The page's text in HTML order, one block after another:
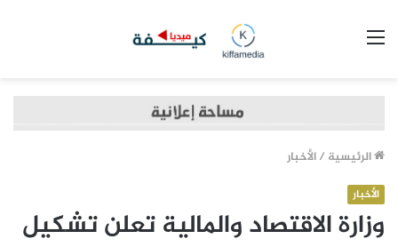
الرئيسية /الأخبار
الأخبار
وزارة الاقتصاد والمالية تعلن تشكيل